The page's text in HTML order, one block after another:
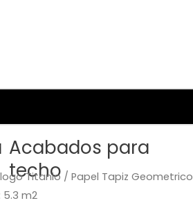
Acabados para
techo
Titanio / Papel Tapiz Geometrico
5.3 m2